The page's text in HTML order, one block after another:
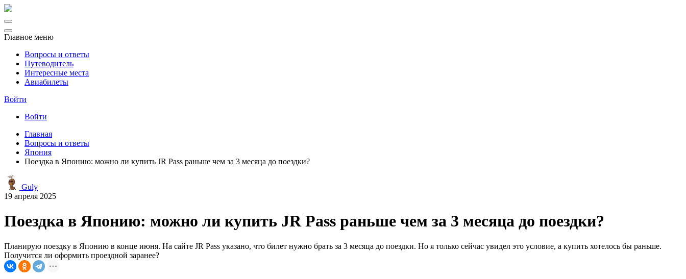
Главное меню
Вопросы и ответы
Путеводитель
Интересные места
Авиабилеты
Войти
Войти
Главная
Вопросы и ответы
Япония
Поездка в Японию: можно ли купить JR Pass раньше чем за 3 месяца до поездки?
Guly
19 апреля 2025
Поездка в Японию: можно ли купить JR Pass раньше чем за 3 месяца до поездки?
Планирую поездку в Японию в конце июня. На сайте JR Pass указано, что билет нужно брать за 3 месяца до поездки. Но я только сейчас увидел это условие, а купить хотелось бы раньше.
Получится ли оформить проездной заранее?